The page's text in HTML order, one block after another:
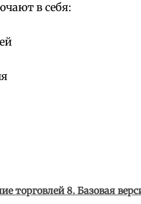
в себя:
торговлей 8. Базовая